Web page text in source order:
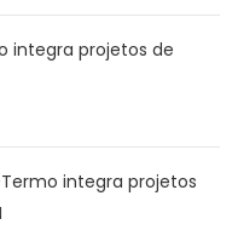
integra projetos de
integra projetos